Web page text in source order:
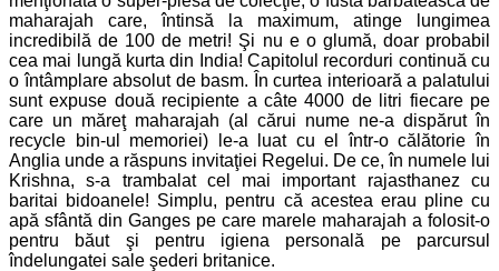
maharajah care, întinsă la maximum, atinge lungimea
incredibilă de 100 de metri! Şi nu e o glumă, doar probabil
cea mai lungă kurta din India! Capitolul recorduri continuă cu
o întâmplare absolut de basm. În curtea interioară a palatului
sunt expuse două recipiente a câte 4000 de litri fiecare pe
care un măreţ maharajah (al cărui nume ne-a dispărut în
recycle bin-ul memoriei) le-a luat cu el într-o călătorie în
Anglia unde a răspuns invitaţiei Regelui. De ce, în numele lui
Krishna, s-a trambalat cel mai important rajasthanez cu
baritai bidoanele! Simplu, pentru că acestea erau pline cu
apă sfântă din Ganges pe care marele maharajah a folosit-o
pentru băut şi pentru igiena personală pe parcursul
îndelungatei sale şederi britanice.